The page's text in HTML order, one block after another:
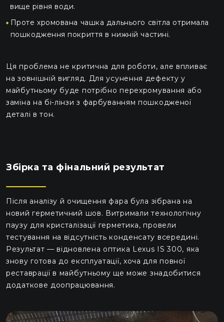
вище рівня води.
Проте хромована чашка дальнього світла отримала
пошкодження покриття в нижній частині.
Ця проблема не критична для роботи, але впливає
на зовнішній вигляд. Для усунення дефекту у
майбутньому буде потрібно перехромування або
заміна на бі-лінзи з фарбуванням пошкодженої
деталі в тон.
Збірка та фінальний результат
Після аналізу й очищення фара була зібрана на
новий герметичний шов. Витримали технологічну
паузу для кристалізації герметика, провели
тестування на відсутність конденсату всередині.
Результат — відновлена оптика Lexus IS 300, яка
знову готова до експлуатації, хоча для повної
реставрації в майбутньому ще може знадобитися
додаткове доопрацювання.